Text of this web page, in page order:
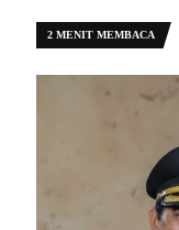
2 MENIT MEMBACA